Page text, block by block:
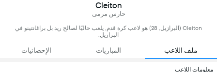
Cleiton
حارس مرمى
Cleiton (البرازيل, 28) هو لاعب كرة قدم, يلعب حاليًا لصالح ريد بل براغانتينو في
البرازيل.
ملف اللاعب المباريات الإحصائيات
معلومات اللاعب